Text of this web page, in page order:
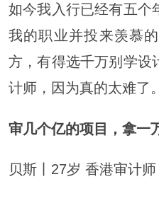
如今我入行已经有五个
我的职业并投来羡慕
方，有得选千万别学设
计师，因为真的太难了。
审几个亿的项目，拿一
贝斯丨27岁 香港审计师